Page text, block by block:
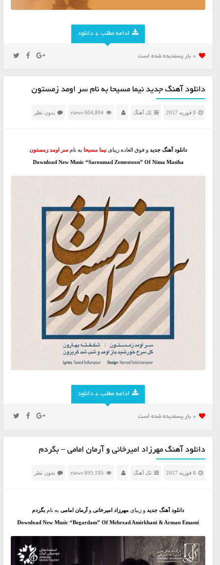
ادامه مطلب + دانلود
0 بار پسنديده شده است
دانلود آهنگ جدید نیما مسیحا به نام سر اومد زمستون
8 فوریه 2017 تک آهنگ 604,894 views بدون نظر
دانلود آهنگ جدید و فوق العاده زیبای نیما مسیحا به نام سر اومد زمستون
Download New Music “Saroumad Zemestoon” Of Nima Masiha
ادامه مطلب + دانلود
0 بار پسنديده شده است
دانلود آهنگ مهرزاد امیرخانی و آرمان امامی – بگردم
8 فوریه 2017 تک آهنگ 695,195 views بدون نظر
دانلود آهنگ جدید و زیبای مهرزاد امیرخانیو آرمان امامیبه نام بگردم
Download New Music “Begardam” Of Mehrzad Amirkhani & Arman Emami